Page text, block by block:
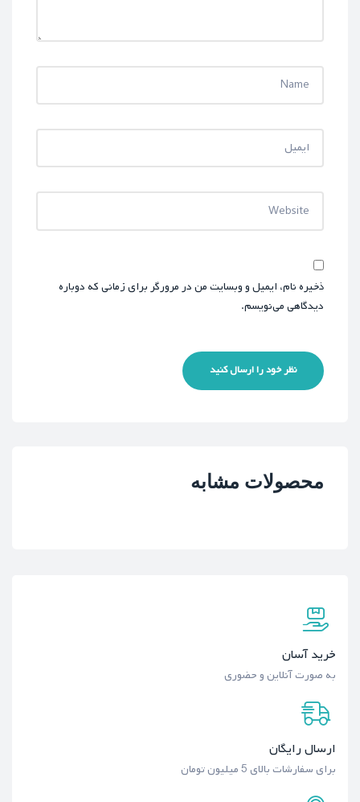
ذخیره نام، ایمیل و وبسایت من در مرورگر برای زمانی که دوباره
دیدگاهی می‌نویسم.
نظر خود را ارسال کنید
محصولات مشابه
خرید آسان
به صورت آنلاین و حضوری
ارسال رایگان
برای سفارشات بالای 5 میلیون تومان